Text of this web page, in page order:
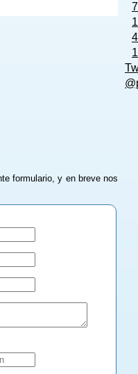
formulario, y en breve nos